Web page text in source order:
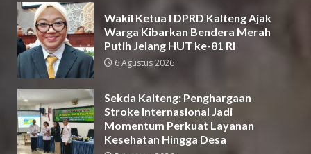
Wakil Ketua I DPRD Kalteng Ajak
Warga Kibarkan Bendera Merah
Putih Jelang HUT ke-81 RI
6 Agustus 2026
Sekda Kalteng: Penghargaan
Stroke Internasional Jadi
Momentum Perkuat Layanan
Kesehatan Hingga Desa